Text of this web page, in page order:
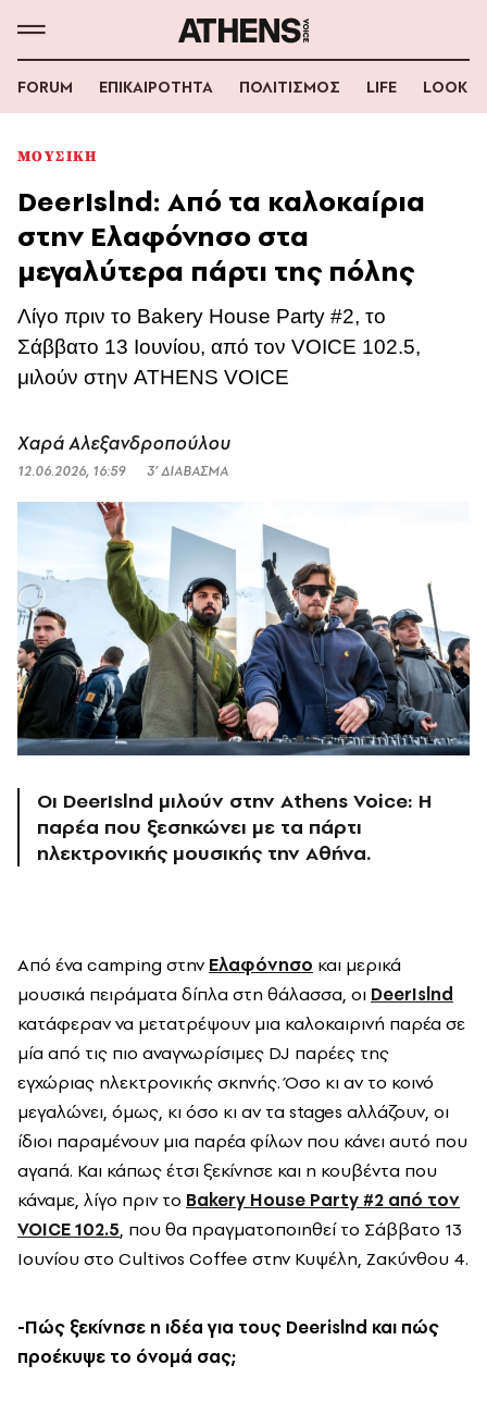
FORUM ΕΠΙΚΑΙΡΟΤΗΤΑ ΠΟΛΙΤΙΣΜΟΣ LIFE LOOK
ΜΟΥΣΙΚΗ
DeerIslnd: Από τα καλοκαίρια
στην Ελαφόνησο στα
μεγαλύτερα πάρτι της πόλης
Λίγο πριν το Bakery House Party #2, το
Σάββατο 13 Ιουνίου, από τον VOICE 102.5,
μιλούν στην ATHENS VOICE
Χαρά Αλεξανδροπούλου
12.06.2026, 16:59 3’ ΔΙΑΒΑΣΜΑ
Οι DeerIslnd μιλούν στην Athens Voice: Η
παρέα που ξεσηκώνει με τα πάρτι
ηλεκτρονικής μουσικής την Αθήνα.
Από ένα camping στην Ελαφόνησο και μερικά
μουσικά πειράματα δίπλα στη θάλασσα, οι DeerIslnd
κατάφεραν να μετατρέψουν μια καλοκαιρινή παρέα σε
μία από τις πιο αναγνωρίσιμες DJ παρέες της
εγχώριας ηλεκτρονικής σκηνής. Όσο κι αν το κοινό
μεγαλώνει, όμως, κι όσο κι αν τα stages αλλάζουν, οι
ίδιοι παραμένουν μια παρέα φίλων που κάνει αυτό που
αγαπά. Και κάπως έτσι ξεκίνησε και η κουβέντα που
κάναμε, λίγο πριν το Bakery House Party #2 από τον
VOICE 102.5, που θα πραγματοποιηθεί το Σάββατο 13
Ιουνίου στο Cultivos Coffee στην Κυψέλη, Ζακύνθου 4.
-Πώς ξεκίνησε η ιδέα για τους Deerislnd και πώς
προέκυψε το όνομά σας;